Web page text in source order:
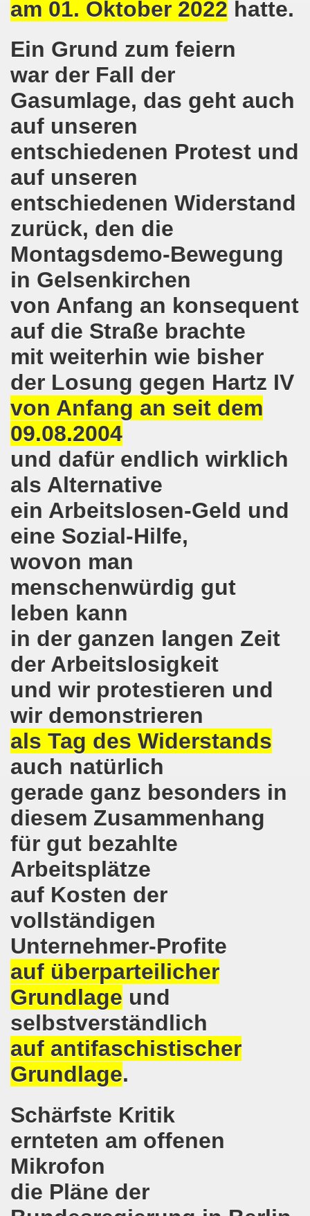
am 01. Oktober 2022 hatte.
Ein Grund zum feiern
war der Fall der
Gasumlage, das geht auch
auf unseren
entschiedenen Protest und
auf unseren
entschiedenen Widerstand
zurück, den die
Montagsdemo-Bewegung
in Gelsenkirchen
von Anfang an konsequent
auf die Straße brachte
mit weiterhin wie bisher
der Losung gegen Hartz IV
von Anfang an seit dem
09.08.2004
und dafür endlich wirklich
als Alternative
ein Arbeitslosen-Geld und
eine Sozial-Hilfe,
wovon man
menschenwürdig gut
leben kann
in der ganzen langen Zeit
der Arbeitslosigkeit
und wir protestieren und
wir demonstrieren
als Tag des Widerstands
auch natürlich
gerade ganz besonders in
diesem Zusammenhang
für gut bezahlte
Arbeitsplätze
auf Kosten der
vollständigen
Unternehmer-Profite
auf überparteilicher
Grundlage und
selbstverständlich
auf antifaschistischer
Grundlage.
Schärfste Kritik
ernteten am offenen
Mikrofon
die Pläne der
sind gezwungen, die Tafel in Anspruch zu nehmen!
bei uns in Gelsenkirchen. Auftakt der weltweiten
YPG-Fahne trotz richterlicher Erlaubnis
mit heißen Brennpunkten
zur Demonstration "Efrin wird leben" 20.03.2018,
protestiert und demonstriert am 05.03.2018
Bewegung begrüßt am 05.03.2018 die neue Regierung
Bewegung solidarisch am 19.02.2018 im Kampf gegen
Bewegung diskutiert am 19.02.2018 über heißes Eisen
Bewegung in Gelsenkirchen am 05.02.2018 wächst auf
Bewegung am 05.02.2018 diskutiert über
die türkische Invasion in Afrin - kämpferisch,
ruft auf zur ruhrgebietsweiten Demonstration
Bewegung fordert mit über 300facher Stimme: Stoppt
mit gutem Start ins Jahr 2018
Bewegung am 18.12.2017 bestärkt die klare Position:
Zeichen der Solidarität der Völker!
ruft zu Protesten und zu Demonstrationen gegen
in Bonn! 2.000 Teilnehmerinnen und
Bewegung erklärt sich solidarisch mit der
Bewegung mit breiter Themenpalette
Bewegung am 06.11.2017 - Auf nach Bonn zur großen
am 11.11.2017 in Bonn
protestiert und demonstriert entschieden gegen
Bewegung mit breit gefächerter Themen-Palette
protestiert: Faschist filmt Protestaktion - von
für Monika Gärtner-Engel und die MLPD
auf der 644. Gelsenkirchener Montagsdemo-
Rechtsruck der Bundesregierung in Berlin!
auch am 24.09.2017 für die internationalistische Liste
zur Bundestagswahl in Berlin am 24.09.2017
im direkten Gespräch - Diskussion mit
ARGE Gelsenkirchen ein Bewerbungstraining
feiert Erfolg - Weltfrauenaktivistin in Indien
30-Stunden-Woche bei vollem Lohnausgleich!
Bewegung wird zum rauschenden Volksfest
Gelsenkirchener Montagsdemo-Bewegung am 14.